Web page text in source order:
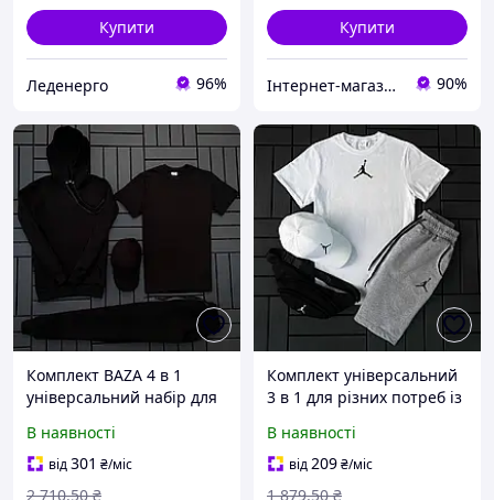
Купити
Леденерго 96%
Купити
Інтернет-магазин ALL CLOTHES 90%
Комплект BAZA 4 в 1
універсальний набір для
та високою якістю
матеріалів
В наявності
від301 ₴/міс
2 710.50 ₴
Комплект універсальний
3 в 1 для різних потреб із
елементами та якісними
матеріалами
В наявності
від209₴/міс
1 879.50 ₴